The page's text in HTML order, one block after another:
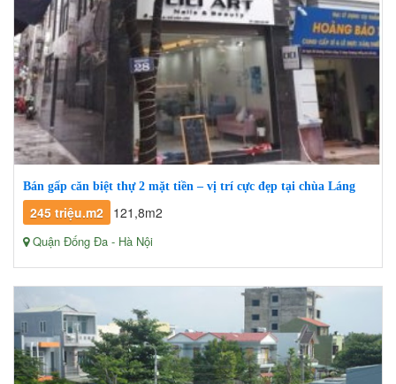
Bán gấp căn biệt thự 2 mặt tiền – vị trí cực đẹp tại chùa Láng
245 triệu.m2 121,8m2
Quận Đống Đa - Hà Nội